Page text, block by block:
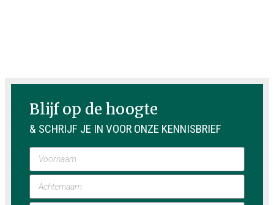
Blijf op de hoogte
& SCHRIJF JE IN VOOR ONZE KENNISBRIEF